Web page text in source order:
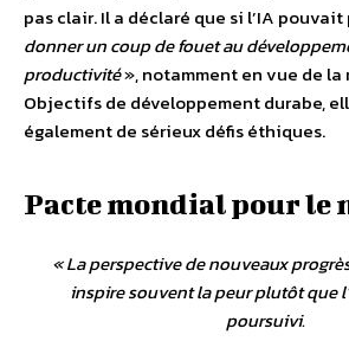
pas clair. Il a déclaré que si l’IA
donner un coup de fouet au
productivité», notamment en vue de
Objectifs de développement durabe,
également de sérieux défis éthiques.
Pacte mondial pour le
«La perspective de nouveaux
inspire souvent la peur plutôt que
poursuivi.